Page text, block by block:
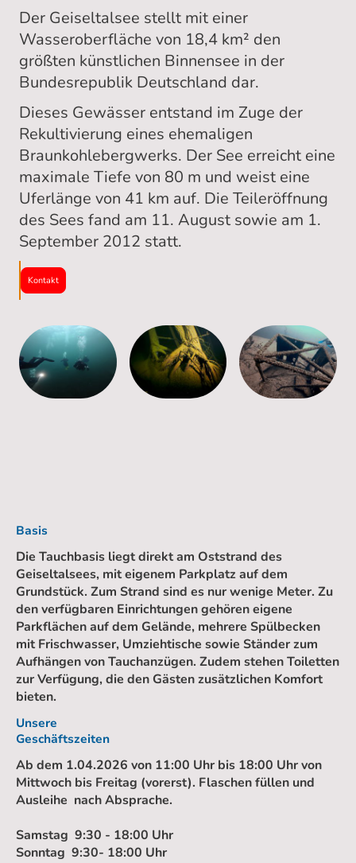
Der Geiseltalsee stellt mit einer
Wasseroberfläche von 18,4 km² den
größten künstlichen Binnensee in der
Bundesrepublik Deutschland dar.
Dieses Gewässer entstand im Zuge der
Rekultivierung eines ehemaligen
Braunkohlebergwerks. Der See erreicht eine
maximale Tiefe von 80 m und weist eine
Uferlänge von 41 km auf. Die Teileröffnung
des Sees fand am 11. August sowie am 1.
September 2012 statt.
Kontakt
Basis
Die Tauchbasis liegt direkt am Oststrand des
Geiseltalsees, mit eigenem Parkplatz auf dem
Grundstück. Zum Strand sind es nur wenige Meter. Zu
den verfügbaren Einrichtungen gehören eigene
Parkflächen auf dem Gelände, mehrere Spülbecken
mit Frischwasser, Umziehtische sowie Ständer zum
Aufhängen von Tauchanzügen. Zudem stehen Toiletten
zur Verfügung, die den Gästen zusätzlichen Komfort
bieten.
Unsere
Geschäftszeiten
Ab dem 1.04.2026 von 11:00 Uhr bis 18:00 Uhr von
Mittwoch bis Freitag (vorerst). Flaschen füllen und
Ausleihe nach Absprache.
Samstag 9:30 - 18:00 Uhr
Sonntag 9:30- 18:00 Uhr